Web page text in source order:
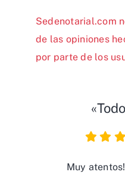
Sedenotarial.com
de las opiniones
por parte de los
Muy